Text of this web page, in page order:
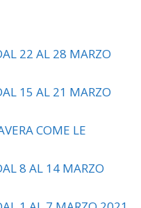
22 AL 28 MARZO
15 AL 21 MARZO
COME LE
8 AL 14 MARZO